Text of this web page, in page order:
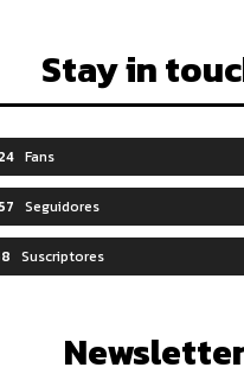
Stay in
Fans
Seguidores
Suscriptores